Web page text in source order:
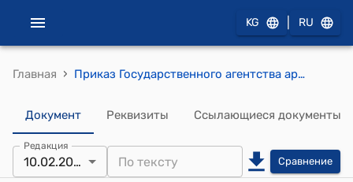
KG RU
Главная › Приказ Государственного агентства архитектуры, строительства и жилищно-коммунального хозяйства при Кабинете Министров КР от 10 февраля 2025 года № 86-нпа "О внесении изменений в «Перечень лицензий в сфере градостроительства, проектно-изыскательских работ и строительно-монтажных работ, признаваемых на территории Кыргызской Республики в одностороннем порядке, выданных иностранными государствами», утвержденного приказом Государственного агентства архитектуры, строительства и жилищно-коммунального хозяйства при Кабинете Министров Кыргызской Республики от 26 ноября 2024 года «Об утверждении перечня лицензий в сфере градостроительства, проектно-изыскательских работ и строительно-монтажных работ, признаваемых на территории Кыргызской Республики в одностороннем порядке, выданных иностранными государствами» № 82-нпа"
Документ Реквизиты Ссылающиеся документы
Редакция
10.02.2025 Сравнение